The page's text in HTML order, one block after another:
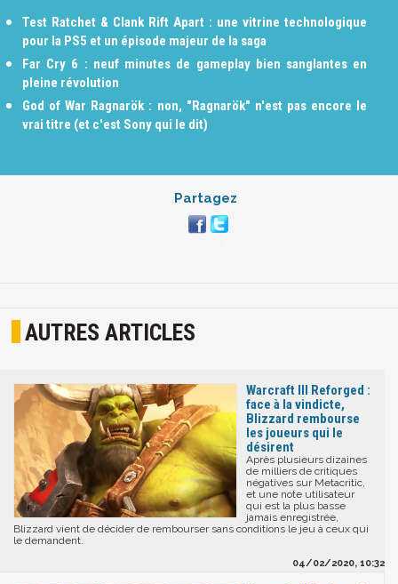
Test Ratchet & Clank Rift Apart : une vitrine technologique
pour la PS5 et un épisode majeur de la saga
Far Cry 6 : neuf minutes de gameplay bien sanglantes en
pleine révolution
God of War Ragnarök : non, "Ragnarök" n'est pas encore le
vrai titre (et c'est Sony qui le dit)
Partagez
AUTRES ARTICLES
Warcraft III Reforged :
face à la vindicte,
Blizzard rembourse
les joueurs qui le
désirent
Après plusieurs dizaines
de milliers de critiques
négatives sur Metacritic,
et une note utilisateur
qui est la plus basse
jamais enregistrée,
Blizzard vient de décider de rembourser sans conditions le jeu à ceux qui
le demandent.
04/02/2020, 10:32